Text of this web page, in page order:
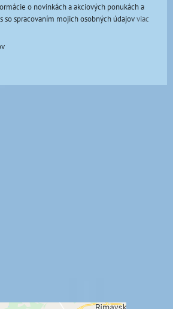
o novinkách a akciových ponukách a
so spracovaním mojich osobných údajovviac